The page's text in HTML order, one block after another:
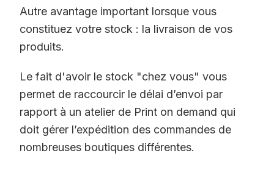
Autre avantage important lorsque vous
constituez votre stock : la livraison de vos
produits.
Le fait d'avoir le stock "chez vous" vous
permet de raccourcir le délai d’envoi par
rapport à un atelier de Print on demand qui
doit gérer l’expédition des commandes de
nombreuses boutiques différentes.